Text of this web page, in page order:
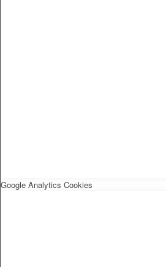
Google Analytics Cookies